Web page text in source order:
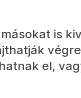
is
el,